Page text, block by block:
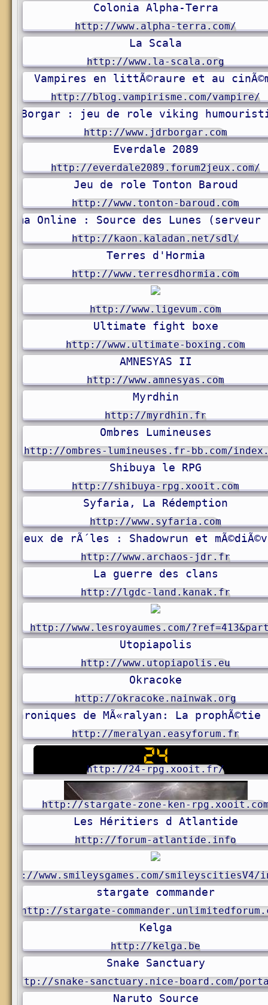
Colonia Alpha-Terra
http://www.alpha-terra.com/
La Scala
http://www.la-scala.org
Vampires en littÃ©raure et au
http://blog.vampirisme.com/vampire/
Borgar : jeu de role viking
http://www.jdrborgar.com
Everdale 2089
http://everdale2089.forum2jeux.com/
Jeu de role Tonton Baroud
http://www.tonton-baroud.com
Online : Source des Lunes
http://kaon.kaladan.net/sdl/
Terres d'Hormia
http://www.terresdhormia.com
http://www.ligevum.com
Ultimate fight boxe
http://www.ultimate-boxing.com
AMNESYAS II
http://www.amnesyas.com
Myrdhin
http://myrdhin.fr
Ombres Lumineuses
http://ombres-lumineuses.fr-bb.com/
Shibuya le RPG
http://shibuya-rpg.xooit.com
Syfaria, La Rédemption
http://www.syfaria.com
- jeux de rÃ´les : Shadowrun et
http://www.archaos-jdr.fr
La guerre des clans
http://lgdc-land.kanak.fr
http://www.lesroyaumes.com/
Utopiapolis
http://www.utopiapolis.eu
Okracoke
http://okracoke.nainwak.org
Chroniques de MÃ«ralyan: La prophÃ©tie
http://meralyan.easyforum.fr
http://24-rpg.xooit.fr/
http://stargate-zone-ken-
Les Héritiers d Atlantide
http://forum-atlantide.info
www.smileysgames.com/smileyscitiesV4/
stargate commander
http://stargate-
Kelga
http://kelga.be
Snake Sanctuary
http://snake-sanctuary.nice-board.com/
Naruto Source